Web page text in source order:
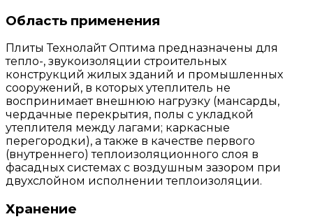
Область применения
Плиты Технолайт Оптима предназначены для
тепло-, звукоизоляции строительных
конструкций жилых зданий и промышленных
сооружений, в которых утеплитель не
воспринимает внешнюю нагрузку (мансарды,
чердачные перекрытия, полы с укладкой
утеплителя между лагами; каркасные
перегородки), а также в качестве первого
(внутреннего) теплоизоляционного слоя в
фасадных системах с воздушным зазором при
двухслойном исполнении теплоизоляции.
Хранение